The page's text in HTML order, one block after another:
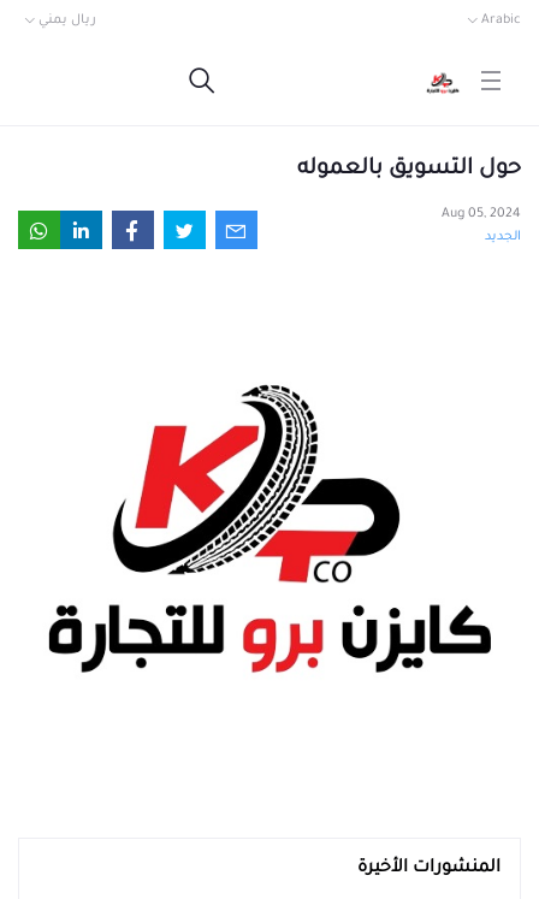
Arabic ريال يمني
حول التسويق بالعموله
Aug 05, 2024
الجديد
المنشورات الأخيرة